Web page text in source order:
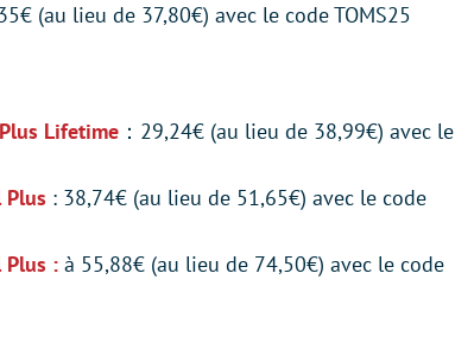
(au lieu de 37,80€) avec le code TOMS25
Lifetime ：29,24€ (au lieu de 38,99€) avec le
Plus : 38,74€ (au lieu de 51,65€) avec le code
Plus : à 55,88€ (au lieu de 74,50€) avec le code